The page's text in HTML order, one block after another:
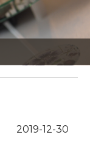
2019-12-30